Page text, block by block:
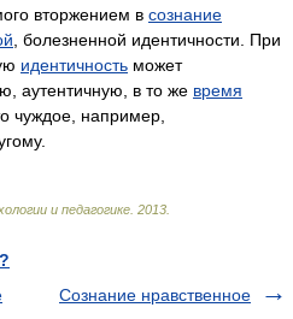
вторжением в сознание
, болезненной идентичности. При
идентичность может
аутентичную, в то же время
чуждое, например,
и педагогике 2013
Сознание нравственное